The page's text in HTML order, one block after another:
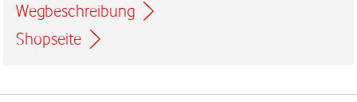
Wegbeschreibung
Link öffnet in einem neuen Tab
Shopseite